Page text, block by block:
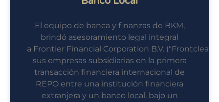
El equipo de banca y finanzas de BKM,
brindó asesoramiento legal integral
a Frontier Financial Corporation B.V. (“Frontclear”)
sus empresas subsidiarias en la primera
transacción financiera internacional de
REPO entre una institución financiera
extranjera y un banco local, bajo un